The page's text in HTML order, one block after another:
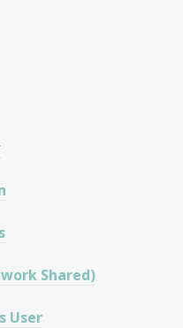
Shared)
User